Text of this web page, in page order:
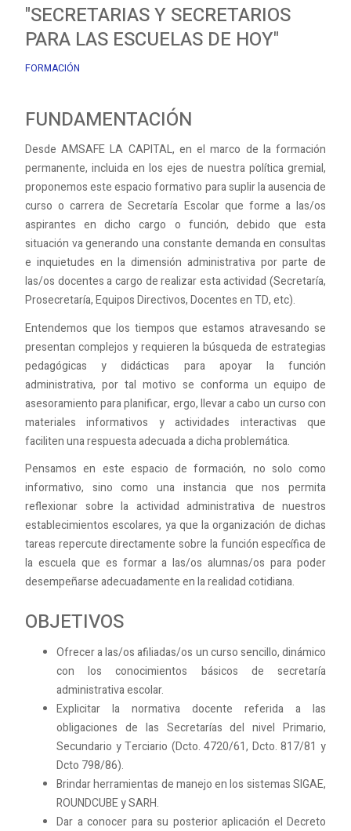
"SECRETARIAS Y SECRETARIOS
PARA LAS ESCUELAS DE HOY"
FORMACIÓN
FUNDAMENTACIÓN
Desde AMSAFE LA CAPITAL, en el marco de la formación
permanente, incluida en los ejes de nuestra política gremial,
proponemos este espacio formativo para suplir la ausencia de
curso o carrera de Secretaría Escolar que forme a las/os
aspirantes en dicho cargo o función, debido que esta
situación va generando una constante demanda en consultas
e inquietudes en la dimensión administrativa por parte de
las/os docentes a cargo de realizar esta actividad (Secretaría,
Prosecretaría, Equipos Directivos, Docentes en TD, etc).
Entendemos que los tiempos que estamos atravesando se
presentan complejos y requieren la búsqueda de estrategias
pedagógicas y didácticas para apoyar la función
administrativa, por tal motivo se conforma un equipo de
asesoramiento para planificar, ergo, llevar a cabo un curso con
materiales informativos y actividades interactivas que
faciliten una respuesta adecuada a dicha problemática.
Pensamos en este espacio de formación, no solo como
informativo, sino como una instancia que nos permita
reflexionar sobre la actividad administrativa de nuestros
establecimientos escolares, ya que la organización de dichas
tareas repercute directamente sobre la función específica de
la escuela que es formar a las/os alumnas/os para poder
desempeñarse adecuadamente en la realidad cotidiana.
OBJETIVOS
Ofrecer a las/os afiliadas/os un curso sencillo, dinámico
con los conocimientos básicos de secretaría
administrativa escolar.
Explicitar la normativa docente referida a las
obligaciones de las Secretarías del nivel Primario,
Secundario y Terciario (Dcto. 4720/61, Dcto. 817/81 y
Dcto 798/86).
Brindar herramientas de manejo en los sistemas SIGAE,
ROUNDCUBE y SARH.
Dar a conocer para su posterior aplicación el Decreto